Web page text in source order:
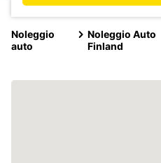
Noleggio
auto
Noleggio Auto
Finland